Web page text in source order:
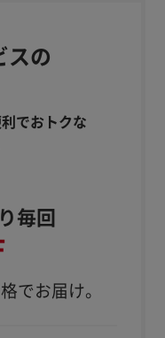
スの
でおトクな
毎回
でお届け。